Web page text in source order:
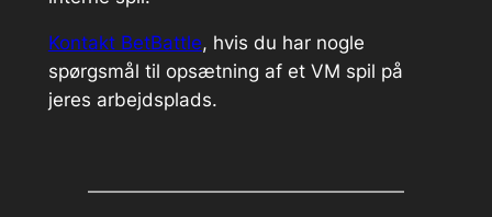
Kontakt BetBattle, hvis du har nogle
spørgsmål til opsætning af et VM spil på
jeres arbejdsplads.